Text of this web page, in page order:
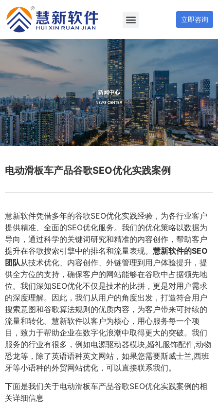
立即咨询
电动滑板车产品谷歌SEO优化实践案例
慧新软件凭借多年的谷歌SEO优化实践经验，为各行业客户
提供精准、全面的SEO优化服务。我们的优化策略以数据为
导向，通过科学的关键词研究和精准的内容创作，帮助客户
提升在谷歌搜索引擎中的排名和流量表现。 慧新软件的SEO
团队从技术优化、内容创作、外链管理到用户体验提升，提
供全方位的支持，确保客户的网站能够在谷歌中占据领先地
位。我们深知SEO优化不仅是技术的比拼，更是对用户需求
的深度理解。因此，我们从用户的角度出发，打造符合用户
搜索意图和谷歌算法规则的优质内容，为客户带来可持续的
流量和转化。慧新软件以客户为核心，用心服务每一个项
目，致力于帮助企业在数字化浪潮中取得更大的突破。我们
服务的行业有很多，例如电源驱动器模块,婚礼服饰配件,动物
恐龙等，除了英语语种英文网站，如果您需要斯威士兰,西班
牙等小语种的外贸网站优化，可以直接联系我们。
下面是我们关于电动滑板车产品谷歌SEO优化实践案例的相
关详细信息